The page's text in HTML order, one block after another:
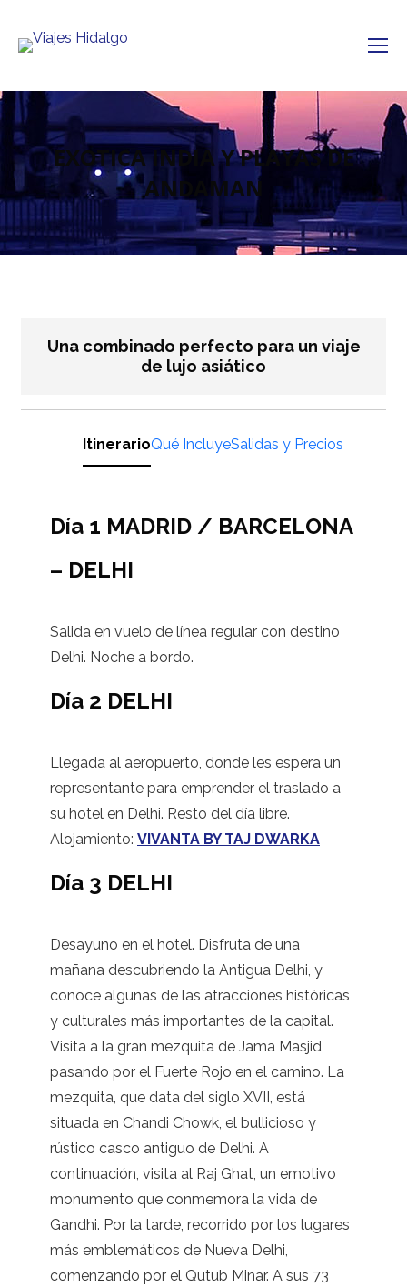
EXOTICA INDIA Y PLAYAS DE
ANDAMAN
Una combinado perfecto para un viaje
de lujo asiático
ItinerarioQué IncluyeSalidas y Precios
Día 1 MADRID / BARCELONA
– DELHI
Salida en vuelo de línea regular con destino
Delhi. Noche a bordo.
Día 2 DELHI
Llegada al aeropuerto, donde les espera un
representante para emprender el traslado a
su hotel en Delhi. Resto del día libre.
Alojamiento: VIVANTA BY TAJ DWARKA
Día 3 DELHI
Desayuno en el hotel. Disfruta de una
mañana descubriendo la Antigua Delhi, y
conoce algunas de las atracciones históricas
y culturales más importantes de la capital.
Visita a la gran mezquita de Jama Masjid,
pasando por el Fuerte Rojo en el camino. La
mezquita, que data del siglo XVII, está
situada en Chandi Chowk, el bullicioso y
rústico casco antiguo de Delhi. A
continuación, visita al Raj Ghat, un emotivo
monumento que conmemora la vida de
Gandhi. Por la tarde, recorrido por los lugares
más emblemáticos de Nueva Delhi,
comenzando por el Qutub Minar. A sus 73